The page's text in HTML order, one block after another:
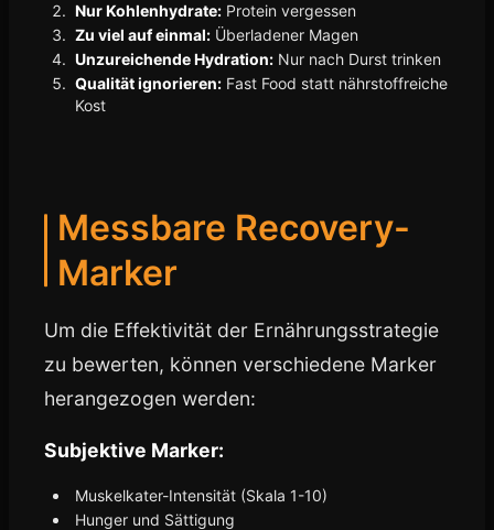
Nur Kohlenhydrate: Protein vergessen
Zu viel auf einmal: Überladener Magen
Unzureichende Hydration: Nur nach Durst trinken
Qualität ignorieren: Fast Food statt nährstoffreiche
Kost
Messbare Recovery-
Marker
Um die Effektivität der Ernährungsstrategie
zu bewerten, können verschiedene Marker
herangezogen werden:
Subjektive Marker:
Muskelkater-Intensität (Skala 1-10)
Hunger und Sättigung